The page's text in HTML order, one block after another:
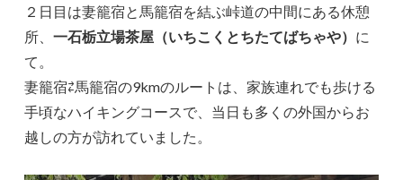
２日目は妻籠宿と馬籠宿を結ぶ峠道の中間にある休憩
所、一石栃立場茶屋（いちこくとちたてばちゃや） に
て。
妻籠宿⇄馬籠宿の9kmのルートは、家族連れでも歩ける
手頃なハイキングコースで、当日も多くの外国からお
越しの方が訪れていました。